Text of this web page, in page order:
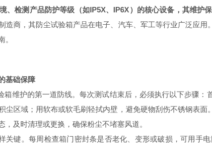
、检测产品防护等级（如IP5X、IP6X）的核心设备，其维护
造商，其防尘试验箱产品在电子、汽车、军工等行业广泛应
。
基础保障
护的第一道防线。每次测试结束后，必须执行以下步骤：
尘区域；用软布或软毛刷轻拭内壁，避免硬物刮伤不锈钢表
及时清理或更换，确保粉尘不堵塞风道。
键。每周检查箱门密封条是否老化、变形或破损，可用手